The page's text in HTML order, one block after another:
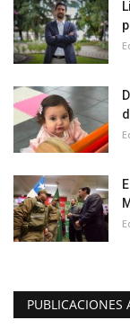
PUBLICACIONES